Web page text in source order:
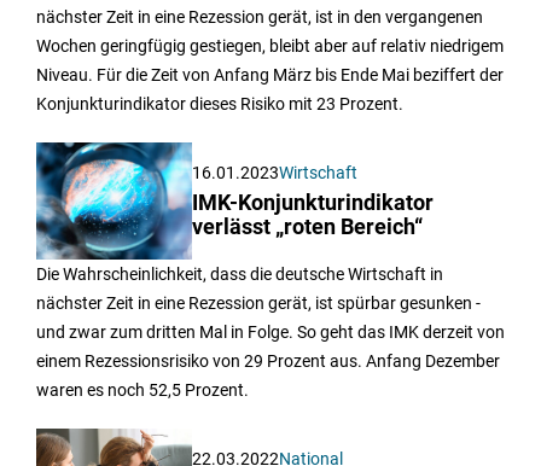
nächster Zeit in eine Rezession gerät, ist in den vergangenen
Wochen geringfügig gestiegen, bleibt aber auf relativ niedrigem
Niveau. Für die Zeit von Anfang März bis Ende Mai beziffert der
Konjunkturindikator dieses Risiko mit 23 Prozent.
16.01.2023Wirtschaft
IMK-Konjunkturindikator
verlässt „roten Bereich“
Die Wahrscheinlichkeit, dass die deutsche Wirtschaft in
nächster Zeit in eine Rezession gerät, ist spürbar gesunken -
und zwar zum dritten Mal in Folge. So geht das IMK derzeit von
einem Rezessionsrisiko von 29 Prozent aus. Anfang Dezember
waren es noch 52,5 Prozent.
22.03.2022National